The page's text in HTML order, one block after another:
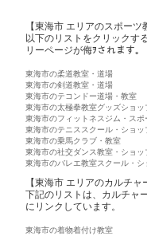
【東海市 エリアのスポー
以下のリストをクリックす
リーページが侮ｦされます。
東海市の柔道教室・道場
東海市の剣道教室・道場
東海市のテコンドー道場・教室
東海市の太極拳教室グッズショッ
東海市のフィットネスジム・スポ
東海市のテニススクール・ショッ
東海市の乗馬クラブ・教室
東海市の社交ダンス教室・ショッ
東海市のバレエ教室スクール・シ
【東海市 エリアのカルチ
下記のリストは、カルチャ
にリンクしています。
東海市の着物着付け教室